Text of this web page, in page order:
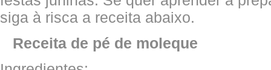
siga à risca a receita abaixo.
Receita de pé de moleque